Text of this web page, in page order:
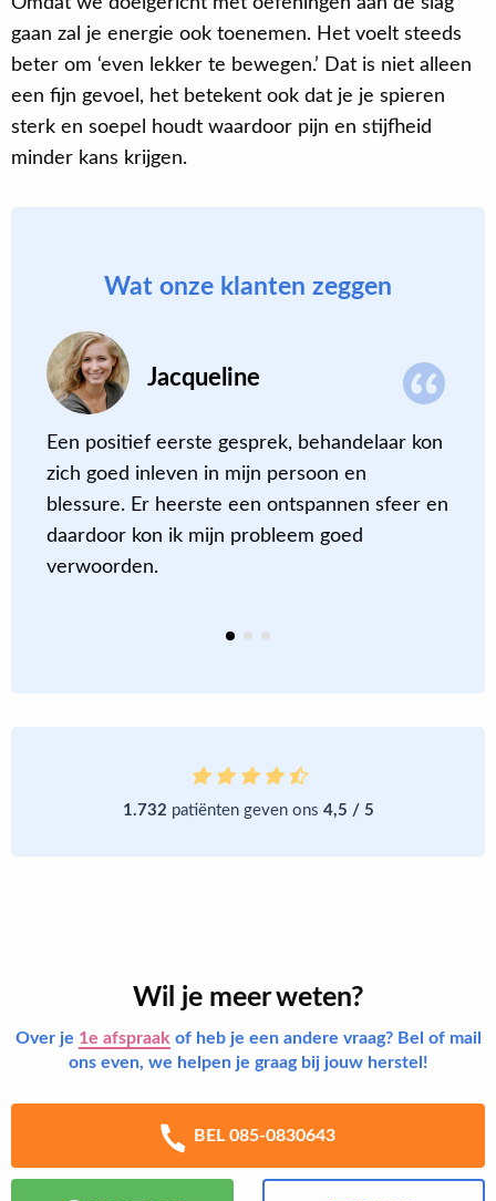
gaan zal je energie ook toenemen. Het voelt steeds
beter om ‘even lekker te bewegen.’ Dat is niet alleen
een fijn gevoel, het betekent ook dat je je spieren
sterk en soepel houdt waardoor pijn en stijfheid
minder kans krijgen.
Wat onze klanten zeggen
Jacqueline
Een positief eerste gesprek, behandelaar kon
zich goed inleven in mijn persoon en
blessure. Er heerste een ontspannen sfeer en
daardoor kon ik mijn probleem goed
verwoorden.
1.732 patiënten geven ons 4,5 / 5
Wil je meer weten?
Over je 1e afspraakof heb je een andere vraag? Bel of mail
ons even, we helpen je graag bij jouw herstel!
BEL 085-0830643